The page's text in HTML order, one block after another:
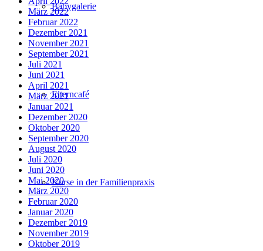
Babygalerie
Elterncafé
Kurse in der Familienpraxis
März 2022
Februar 2022
Dezember 2021
November 2021
September 2021
Juli 2021
Juni 2021
April 2021
März 2021
Januar 2021
Dezember 2020
Oktober 2020
September 2020
August 2020
Juli 2020
Juni 2020
Mai 2020
März 2020
Februar 2020
Januar 2020
Dezember 2019
November 2019
Oktober 2019